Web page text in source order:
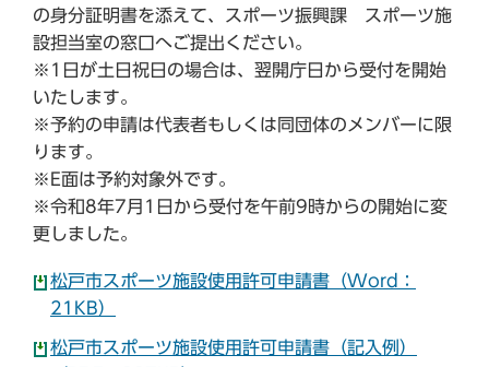
の身分証明書を添えて、スポーツ振興課 スポーツ施
設担当室の窓口へご提出ください。
※1日が土日祝日の場合は、翌開庁日から受付を開始
いたします。
※予約の申請は代表者もしくは同団体のメンバーに限
ります。
※E面は予約対象外です。
※令和8年7月1日から受付を午前9時からの開始に変
更しました。
松戸市スポーツ施設使用許可申請書（Word：
21KB）
松戸市スポーツ施設使用許可申請書（記入例）